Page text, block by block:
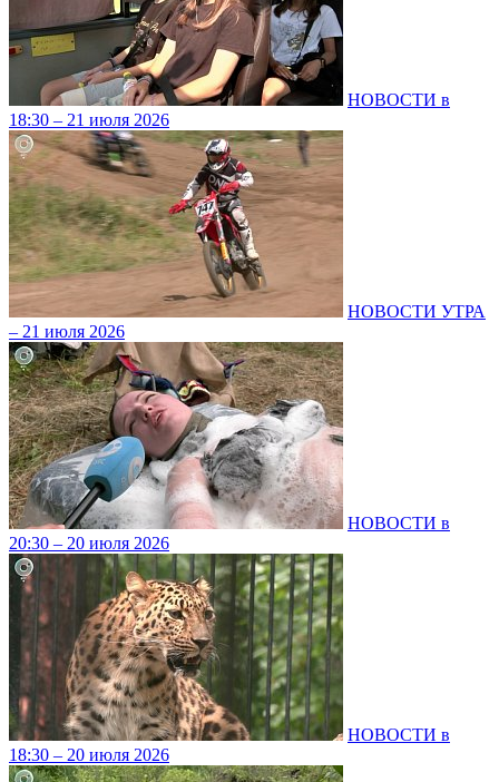
НОВОСТИ в
18:30 – 21 июля 2026
НОВОСТИ УТРА
– 21 июля 2026
НОВОСТИ в
20:30 – 20 июля 2026
НОВОСТИ в
18:30 – 20 июля 2026